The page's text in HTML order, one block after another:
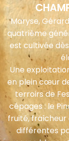
Maryse,
quatrième
est cultivée
Une
en plein cœur
terroirs de
cépages : le
fruité, fraîcheur
différentes